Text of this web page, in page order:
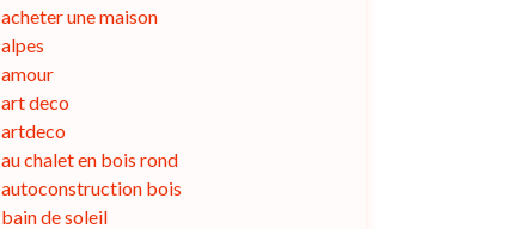
acheter une maison
alpes
amour
art deco
artdeco
au chalet en bois rond
autoconstruction bois
bain de soleil